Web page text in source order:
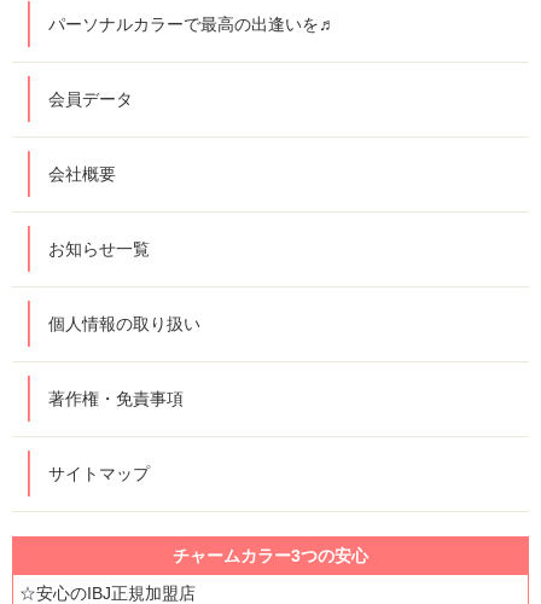
パーソナルカラーで最高の出逢いを♬
会員データ
会社概要
お知らせ一覧
個人情報の取り扱い
著作権・免責事項
サイトマップ
チャームカラー3つの安心
☆安心のIBJ正規加盟店